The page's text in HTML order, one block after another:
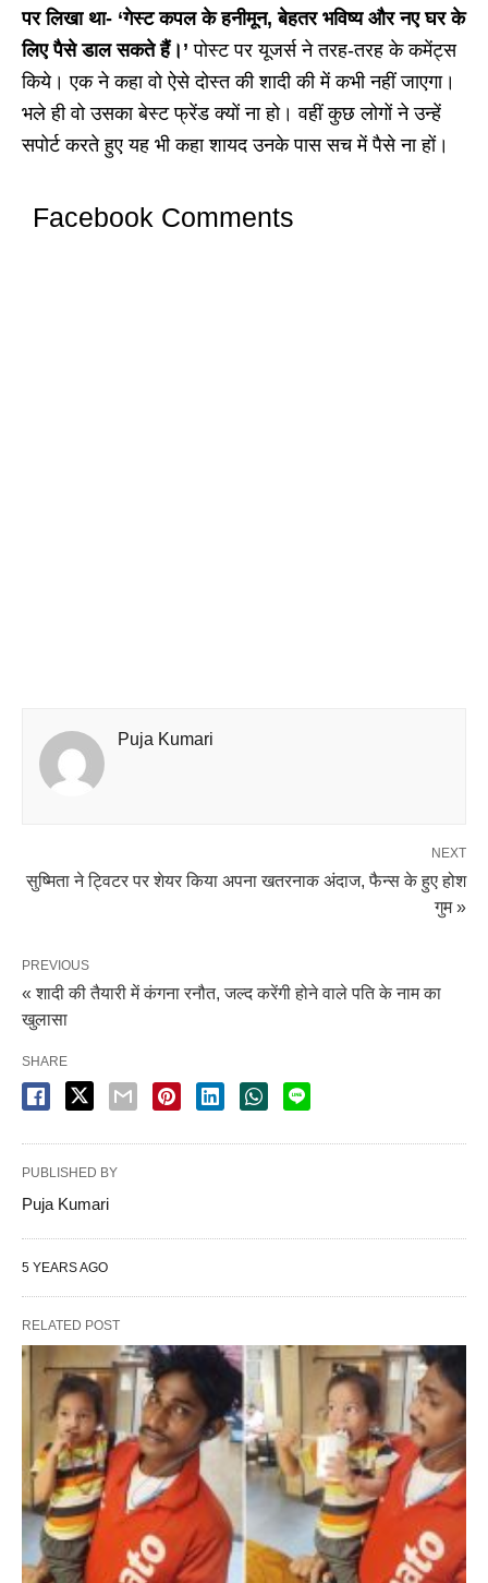
पर लिखा था- ‘गेस्ट कपल के हनीमून, बेहतर भविष्य और नए घर के
लिए पैसे डाल सकते हैं।’पोस्ट पर यूजर्स ने तरह-तरह के कमेंट्स
किये। एक ने कहा वो ऐसे दोस्त की शादी की में कभी नहीं जाएगा।
भले ही वो उसका बेस्ट फ्रेंड क्यों ना हो। वहीं कुछ लोगों ने उन्हें
सपोर्ट करते हुए यह भी कहा शायद उनके पास सच में पैसे ना हों।
Facebook Comments
Puja Kumari
NEXT
सुष्मिता ने ट्विटर पर शेयर किया अपना खतरनाक अंदाज, फैन्स के हुए होश
गुम »
PREVIOUS
« शादी की तैयारी में कंगना रनौत, जल्द करेंगी होने वाले पति के नाम का
खुलासा
SHARE
PUBLISHED BY
Puja Kumari
5 YEARS AGO
RELATED POST